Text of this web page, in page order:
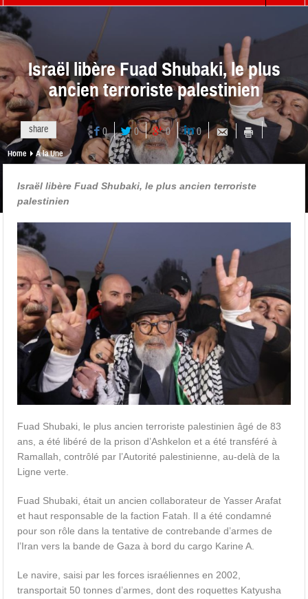
SAYADA – Rédacteur en chef d’Israël Actualités
Israël libère Fuad Shubaki, le plus
ancien terroriste palestinien
share 0 0 0 0
Home A la Une
Israël libère Fuad Shubaki, le plus ancien terroriste
palestinien
Fuad Shubaki, le plus ancien terroriste palestinien âgé de 83
ans, a été libéré de la prison d’Ashkelon et a été transféré à
Ramallah, contrôlé par l’Autorité palestinienne, au-delà de la
Ligne verte.
Fuad Shubaki, était un ancien collaborateur de Yasser Arafat
et haut responsable de la faction Fatah. Il a été condamné
pour son rôle dans la tentative de contrebande d’armes de
l’Iran vers la bande de Gaza à bord du cargo Karine A.
Le navire, saisi par les forces israéliennes en 2002,
transportait 50 tonnes d’armes, dont des roquettes Katyusha